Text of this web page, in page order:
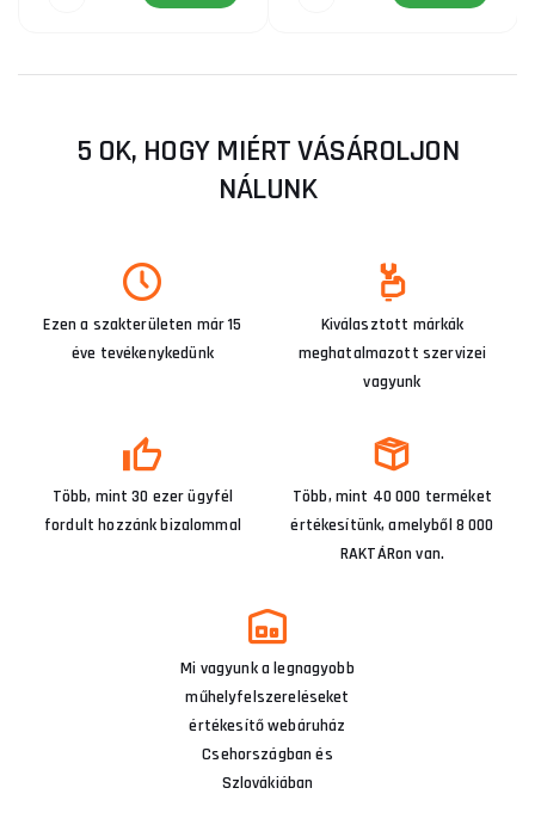
5 OK, HOGY MIÉRT VÁSÁROLJON
NÁLUNK
Ezen a szakterületen már 15
éve tevékenykedünk
Kiválasztott márkák
meghatalmazott szervizei
vagyunk
Több, mint 30 ezer ügyfél
fordult hozzánk bizalommal
Több, mint 40 000 terméket
értékesítünk, amelyből 8 000
RAKTÁRon van.
Mi vagyunk a legnagyobb
műhelyfelszereléseket
értékesítő webáruház
Csehországban és
Szlovákiában